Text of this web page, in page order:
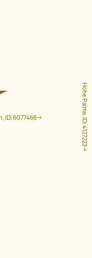
ID: 6077466 Hohe Palme, ID: 4127223